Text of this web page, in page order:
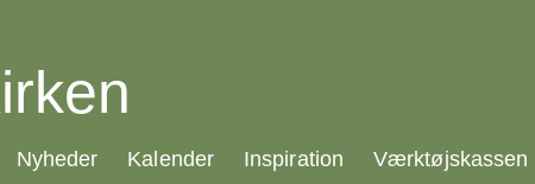
21.0:
Nyheder 22.0:
Kalender 23.0:
Inspiration 24.0:
Værktøjskassen